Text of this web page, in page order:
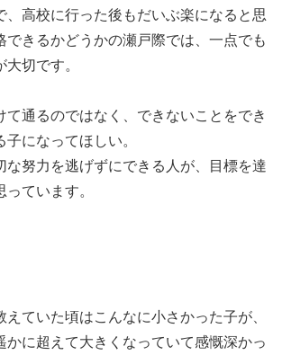
、高校に行った後もだいぶ楽になると思
できるかどうかの瀬戸際では、一点でも
切です。
て通るのではなく、できないことをでき
になってほしい。
な努力を逃げずにできる人が、目標を達
ています。
ていた頃はこんなに小さかった子が、
かに超えて大きくなっていて感慨深かっ